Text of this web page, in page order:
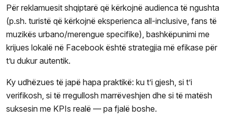
Për reklamuesit shqiptarë që kërkojnë audienca të ngushta
(p.sh. turistë që kërkojnë eksperienca all-inclusive, fans të
muzikës urbano/merengue specifike), bashkëpunimi me
krijues lokalë në Facebook është strategjia më efikase për
t’u dukur autentik.
Ky udhëzues të japë hapa praktikë: ku t’i gjesh, si t’i
verifikosh, si të rregullosh marrëveshjen dhe si të matësh
suksesin me KPIs realë — pa fjalë boshe.